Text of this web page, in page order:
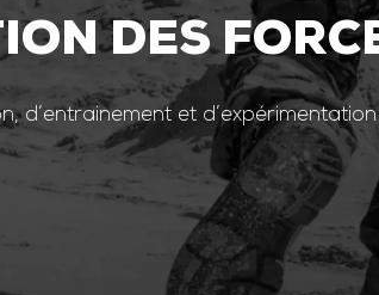
DES
d’entrainement et d’expérimentation